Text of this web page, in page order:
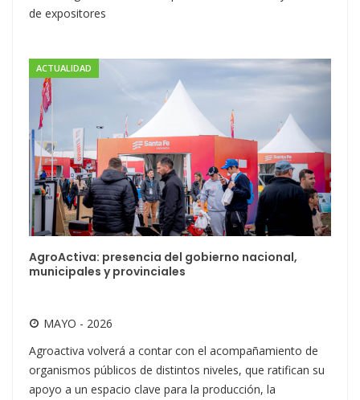
de expositores
ACTUALIDAD
AgroActiva: presencia del gobierno nacional,
municipales y provinciales
MAYO - 2026
Agroactiva volverá a contar con el acompañamiento de
organismos públicos de distintos niveles, que ratifican su
apoyo a un espacio clave para la producción, la